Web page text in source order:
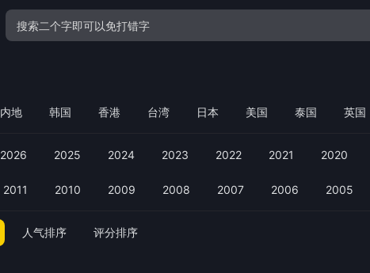
内地 韩国 香港 台湾 日本 美国 泰国 英国
2026 2025 2024 2023 2022 2021 2020
2011 2010 2009 2008 2007 2006 2005
人气排序 评分排序